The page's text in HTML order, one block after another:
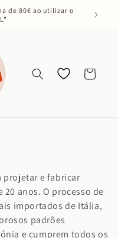
de 80€ ao utilizar o
Os meus
favoritos
Carrinho
projetar e fabricar
20 anos. O processo de
importados de Itália,
padrões
e cumprem todos os